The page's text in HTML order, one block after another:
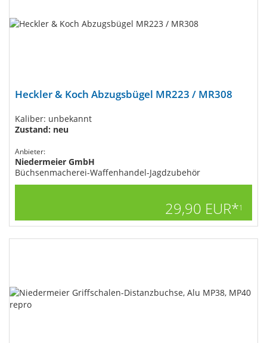
Heckler & Koch Abzugsbügel MR223 / MR308
Kaliber: unbekannt
Zustand: neu
Anbieter:
Niedermeier GmbH
Büchsenmacherei-Waffenhandel-Jagdzubehör
29,90 EUR*1